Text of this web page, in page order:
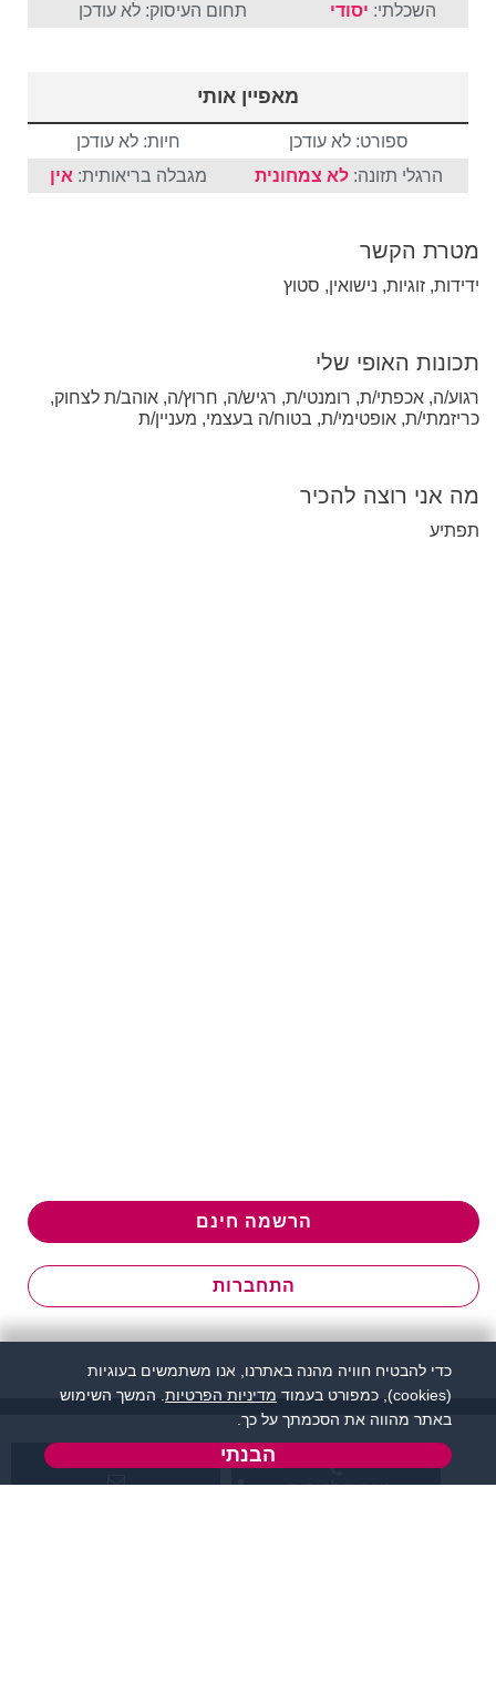
השכלתי: יסודי תחום העיסוק: לא עודכן
מאפיין אותי
ספורט: לא עודכן
חיות: לא עודכן
הרגלי תזונה: לא צמחונית מגבלה בריאותית: אין
מטרת הקשר
ידידות, זוגיות, נישואין, סטוץ
תכונות האופי שלי
רגוע/ה, אכפתי/ת, רומנטי/ת, רגיש/ה, חרוץ/ה, אוהב/ת לצחוק,
כריזמתי/ת, אופטימי/ת, בטוח/ה בעצמי, מעניין/ת
מה אני רוצה להכיר
תפתיע
הרשמה חינם
התחברות
שירות לקוחות:
כדי להבטיח חוויה מהנה באתרנו, אנו משתמשים בעוגיות
(cookies), כמפורט בעמוד
מדיניות הפרטיות . המשך השימוש
באתר מהווה את הסכמתך על כך.
הבנתי